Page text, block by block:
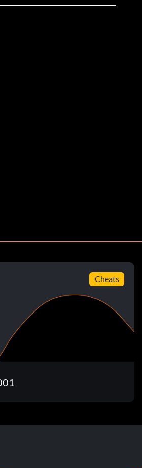
du einen Touchdown
zu kicken, erscheint ein
du hinter dem Ball
Trick, der dir bis zu
den Wurf gewinnen.
Geld ausgeben, um dein
Cheats